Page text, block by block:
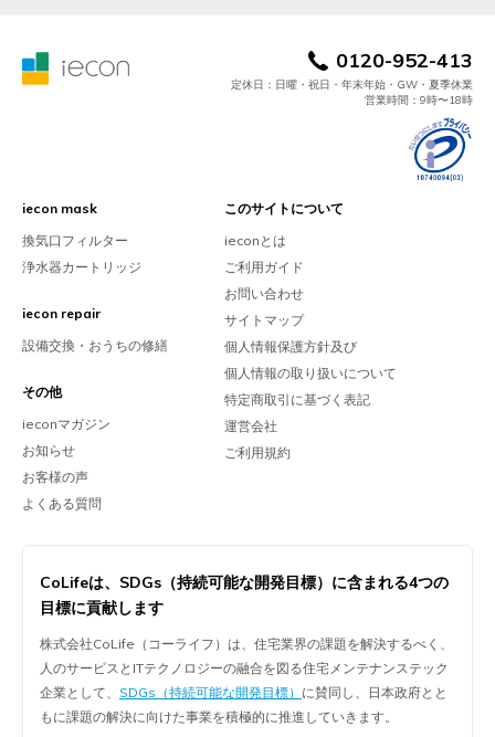
0120-952-413
定休日：日曜・祝日・年末年始・GW・夏季休業
営業時間：9時〜18時
iecon mask
換気口フィルター
浄水器カートリッジ
iecon repair
設備交換・おうちの修繕
その他
ieconマガジン
お知らせ
お客様の声
よくある質問
このサイトについて
ieconとは
ご利用ガイド
お問い合わせ
サイトマップ
個人情報保護方針及び
個人情報の取り扱いについて
特定商取引に基づく表記
運営会社
ご利用規約
CoLifeは、 SDGs（持続可能な開発目標）に含まれる4つの
目標に貢献します
株式会社CoLife（コーライフ）は、住宅業界の課題を解決するべく、
人のサービスとITテクノロジーの融合を図る住宅メンテナンステック
企業として、 SDGs（持続可能な開発目標） に賛同し、日本政府とと
もに課題の解決に向けた事業を積極的に推進していきます。